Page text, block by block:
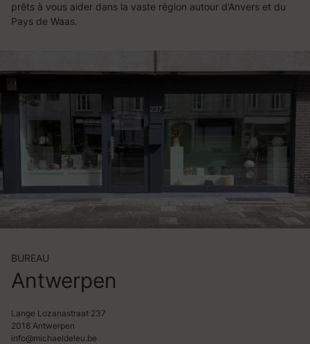
prêts à vous aider dans la vaste région autour d’Anvers et du
Pays de Waas.
BUREAU
Antwerpen
Lange Lozanastraat 237
2018 Antwerpen
info@michaeldeleu.be